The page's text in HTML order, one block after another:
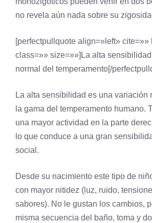
no revela aún nada sobre su
[perfectpullquote align=»left»
class=»» size=»»]La alta
normal del temperamento[/
La alta sensibilidad es una variación
la gama del temperamento humano.
una mayor actividad en la parte
lo que conduce a una gran
social.
Desde su nacimiento este tipo de
con mayor nitidez (luz, ruido,
sabores). No le gustan los cambios,
misma secuencia del baño, toma y